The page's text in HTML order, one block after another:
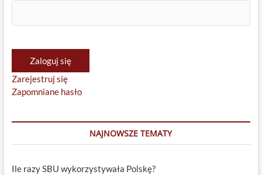
Zaloguj się
Zarejestruj się
Zapomniane hasło
NAJNOWSZE TEMATY
Ile razy SBU wykorzystywała Polskę?